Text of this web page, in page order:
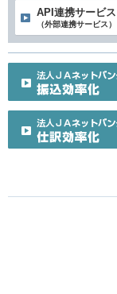
API連携サービス
（外部連携サービス）